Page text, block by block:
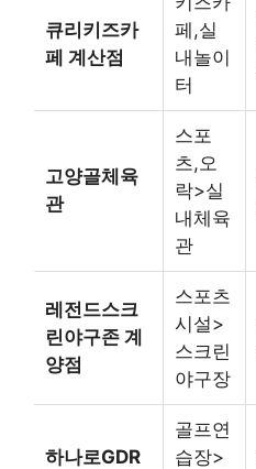
큐리키즈카
페 계산점
페,실
내놀이
터
고양골체육
관
스포
츠,오
락>실
내체육
관
레전드스크
린야구존 계
양점
스포츠
시설>
스크린
야구장
하나로GDR
골프연
습장>